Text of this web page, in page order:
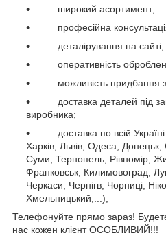
широкий асортимент;
професійна
деталірування на сайті;
оперативність
можливість придбання
доставка деталей під
виробника;
доставка по всій
Харків, Львів, Одеса,
Суми, Тернопель, Рівномір,
Франковськ, Килимовоград,
Черкаси, Чернігв, Чорниці,
Хмельницький,...);
Телефонуйте прямо зараз!
нас кожен клієнт ОСОБЛИВИЙ!!!